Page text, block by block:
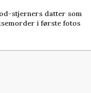
stjerners datter som
i første fotos